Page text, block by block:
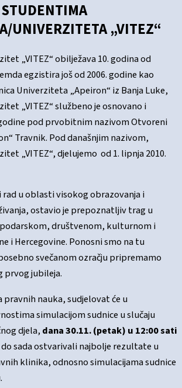
UNIVERZITETA „VITEZ“
„VITEZ“ obilježava 10. godina od
egzistira još od 2006. godine kao
Univerziteta „Apeiron“ iz Banja Luke,
„VITEZ“ službeno je osnovano i
pod prvobitnim nazivom Otvoreni
Travnik. Pod današnjim nazivom,
„VITEZ“, djelujemo od 1. lipnja 2010.
rad u oblasti visokog obrazovanja i
ostavio je prepoznatljiv trag u
društvenom, kulturnom i
i Hercegovine. Ponosni smo na tu
svečanom ozračju pripremamo
prvog jubileja.
nauka, sudjelovat će u
simulacijom sudnice u slučaju
djela, dana 30.11. (petak) u 12:00 sati
do sada ostvarivali najbolje rezultate u
klinika, odnosno simulacijama sudnice